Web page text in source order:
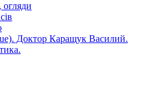
Доктор Каращук Василий.